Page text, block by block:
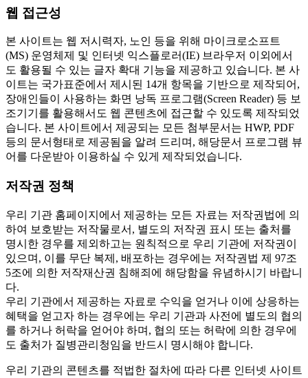
웹 접근성
본 사이트는 웹 저시력자, 노인 등을 위해 마이크로소프트
(MS) 운영체제 및 인터넷 익스플로러(IE) 브라우저 이외에서
도 활용될 수 있는 글자 확대 기능을 제공하고 있습니다. 본 사
이트는 국가표준에서 제시된 14개 항목을 기반으로 제작되어,
장애인들이 사용하는 화면 낭독 프로그램(Screen Reader) 등 보
조기기를 활용해서도 웹 콘텐츠에 접근할 수 있도록 제작되었
습니다. 본 사이트에서 제공되는 모든 첨부문서는 HWP, PDF
등의 문서형태로 제공됨을 알려 드리며, 해당문서 프로그램 뷰
어를 다운받아 이용하실 수 있게 제작되었습니다.
저작권 정책
우리 기관 홈페이지에서 제공하는 모든 자료는 저작권법에 의
하여 보호받는 저작물로서, 별도의 저작권 표시 또는 출처를
명시한 경우를 제외하고는 원칙적으로 우리 기관에 저작권이
있으며, 이를 무단 복제, 배포하는 경우에는 저작권법 제 97조
5조에 의한 저작재산권 침해죄에 해당함을 유념하시기 바랍니
다.
우리 기관에서 제공하는 자료로 수익을 얻거나 이에 상응하는
혜택을 얻고자 하는 경우에는 우리 기관과 사전에 별도의 협의
를 하거나 허락을 얻어야 하며, 협의 또는 허락에 의한 경우에
도 출처가 질병관리청임을 반드시 명시해야 합니다.
우리 기관의 콘텐츠를 적법한 절차에 따라 다른 인터넷 사이트